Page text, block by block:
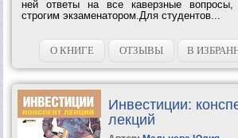
ней ответы на все каверзные
строгим экзаменатором.Для студентов...
О КНИГЕ ОТЗЫВЫ В
Инвестиции:
лекций